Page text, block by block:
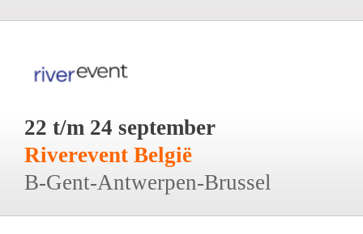
22 t/m 24 september
Riverevent België
B-Gent-Antwerpen-Brussel